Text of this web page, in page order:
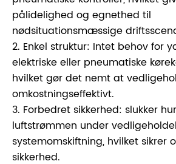
pålidelighed og egnethed til
nødsituationsmæssige
2. Enkel struktur: Intet behov for
elektriske eller pneumatiske
hvilket gør det nemt at
omkostningseffektivt.
3. Forbedret sikkerhed: slukker
luftstrømmen under
systemomskiftning, hvilket sikrer
sikkerhed.